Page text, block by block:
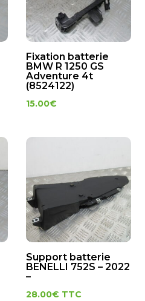
Fixation batterie
BMW R 1250 GS
Adventure 4t
(8524122)
15.00€
Support batterie
BENELLI 752S – 2022
–
28.00€ TTC